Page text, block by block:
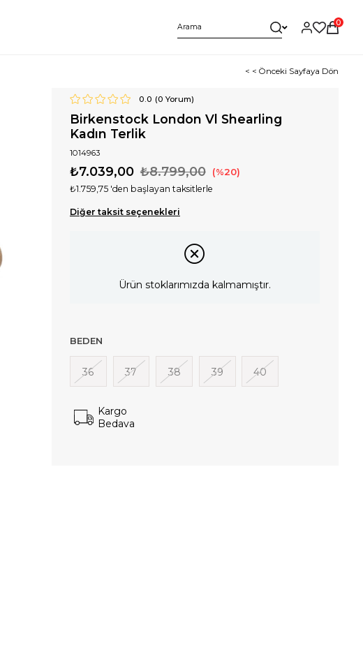
0
< < Önceki Sayfaya Dön
0.0 (0 Yorum)
Birkenstock London Vl Shearling
Kadın Terlik
1014963
₺8.799,00
₺7.039,00 20
₺1.759,75 'den başlayan taksitlerle
Diğer taksit seçenekleri
Ürün stoklarımızda kalmamıştır.
BEDEN
36 37 38 39 40
Kargo
Bedava